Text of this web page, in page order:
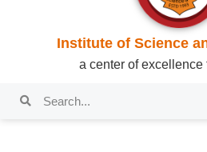
Institute of Science
a center of excellence